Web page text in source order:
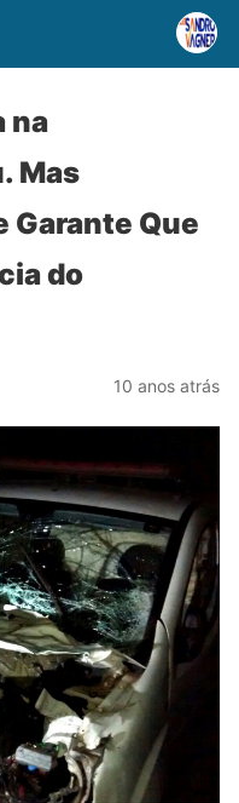
na
Mas
Garante Que
do
10 anos atrás